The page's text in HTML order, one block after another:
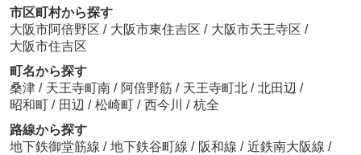
市区町村から探す
大阪市阿倍野区 / 大阪市東住吉区 / 大阪市天王寺区 /
大阪市住吉区
町名から探す
桑津 / 天王寺町南 / 阿倍野筋 / 天王寺町北 / 北田辺 /
昭和町 / 田辺 / 松崎町 / 西今川 / 杭全
路線から探す
地下鉄御堂筋線 / 地下鉄谷町線 / 阪和線 / 近鉄南大阪線 /